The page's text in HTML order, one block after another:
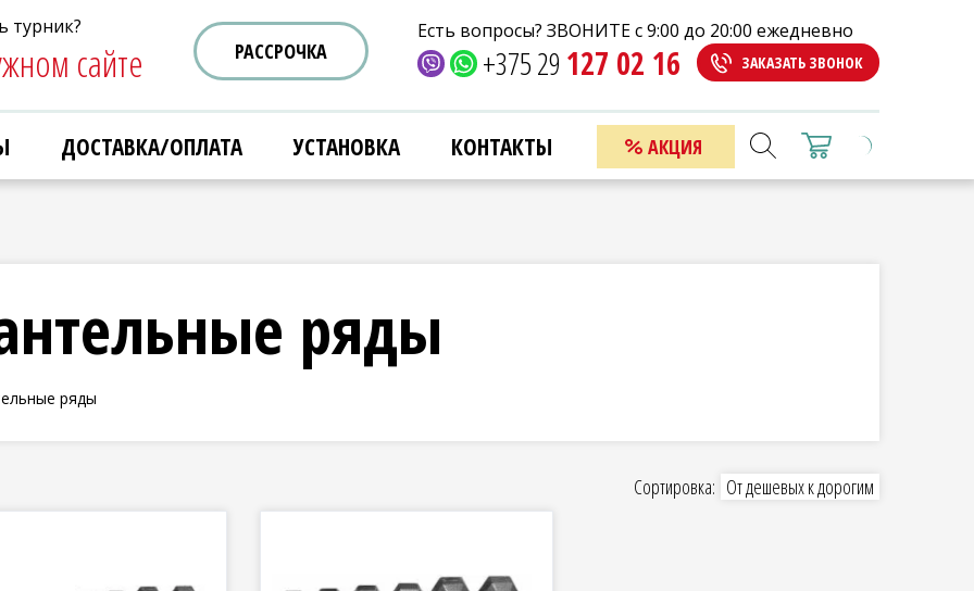
турник?
сайте РАССРОЧКА
Есть вопросы? ЗВОНИТЕ с 9:00 до 20:00 ежедневно
+375 29 127 02 16 ЗАКАЗАТЬ ЗВОНОК
ДОСТАВКА/ОПЛАТА УСТАНОВКА КОНТАКТЫ АКЦИЯ
турник?
сайте РАССРОЧКА
Есть вопросы? ЗВОНИТЕ с 9:00 до 20:00 ежедневно
+375 29 127 02 16 ЗАКАЗАТЬ ЗВОНОК
ДОСТАВКА/ОПЛАТА УСТАНОВКА КОНТАКТЫ АКЦИЯ
ряды
ряды
Сортировка: От дешевых к дорогим